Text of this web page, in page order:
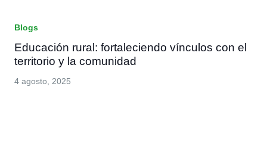
Blogs
Educación rural: fortaleciendo vínculos con el
territorio y la comunidad
4 agosto, 2025